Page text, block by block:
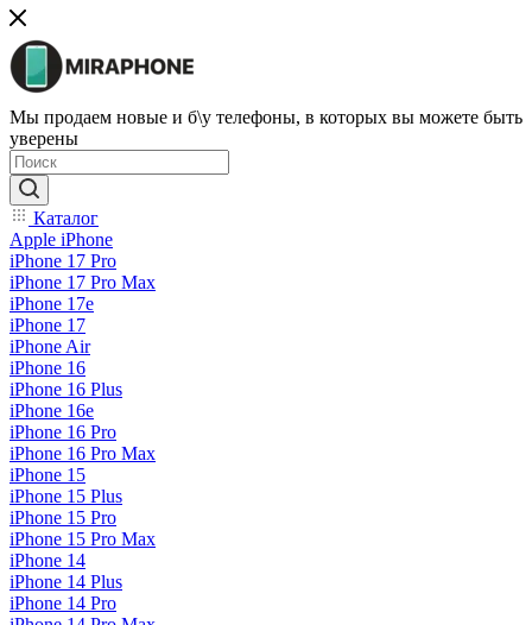
Мы продаем новые и б\у телефоны, в которых вы можете быть
уверены
Каталог
Apple iPhone
iPhone 17 Pro
iPhone 17 Pro Max
iPhone 17e
iPhone 17
iPhone Air
iPhone 16
iPhone 16 Plus
iPhone 16e
iPhone 16 Pro
iPhone 16 Pro Max
iPhone 15
iPhone 15 Plus
iPhone 15 Pro
iPhone 15 Pro Max
iPhone 14
iPhone 14 Plus
iPhone 14 Pro